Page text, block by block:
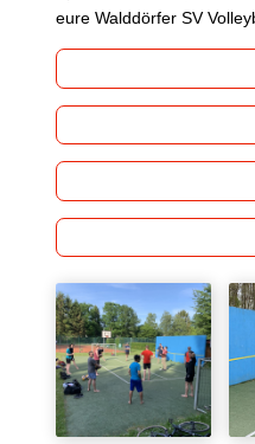
eure Walddörfer SV